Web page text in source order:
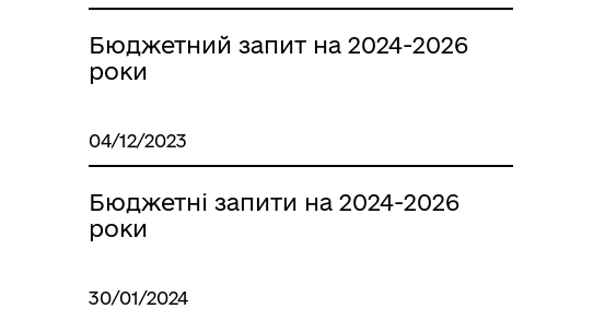
Бюджетний запит на 2024-2026
роки
04/12/2023
Бюджетні запити на 2024-2026
роки
30/01/2024